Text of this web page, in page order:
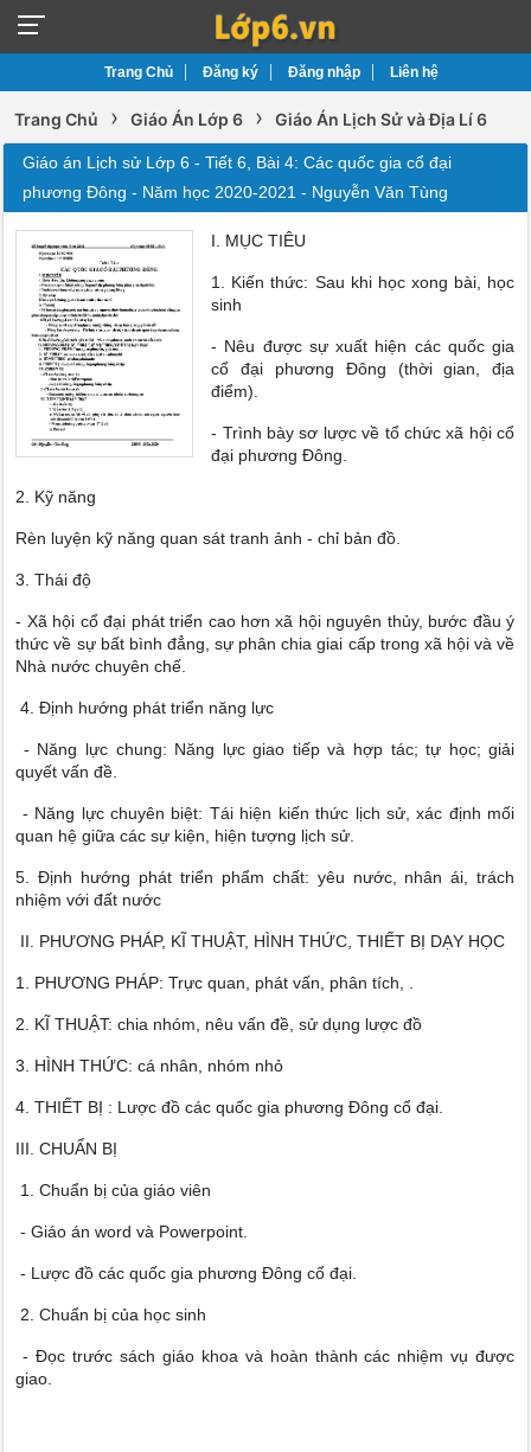
Trang Chủ Đăng ký Đăng nhập Liên hệ
Trang Chủ › Giáo Án Lớp 6 › Giáo Án Lịch Sử và Địa Lí 6
Giáo án Lịch sử Lớp 6 - Tiết 6, Bài 4: Các quốc gia cổ đại
phương Đông - Năm học 2020-2021 - Nguyễn Văn Tùng
I. MỤC TIÊU
1. Kiến thức: Sau khi học xong bài, học
sinh
- Nêu được sự xuất hiện các quốc gia
cổ đại phương Đông (thời gian, địa
điểm).
- Trình bày sơ lược về tổ chức xã hội cổ
đại phương Đông.
2. Kỹ năng
Rèn luyện kỹ năng quan sát tranh ảnh - chỉ bản đồ.
3. Thái độ
- Xã hội cổ đại phát triển cao hơn xã hội nguyên thủy, bước đầu ý
thức về sự bất bình đẳng, sự phân chia giai cấp trong xã hội và về
Nhà nước chuyên chế.
4. Định hướng phát triển năng lực
- Năng lực chung: Năng lực giao tiếp và hợp tác; tự học; giải
quyết vấn đề.
- Năng lực chuyên biệt: Tái hiện kiến thức lịch sử, xác định mối
quan hệ giữa các sự kiện, hiện tượng lịch sử.
5. Định hướng phát triển phẩm chất: yêu nước, nhân ái, trách
nhiệm với đất nước
II. PHƯƠNG PHÁP, KĨ THUẬT, HÌNH THỨC, THIẾT BỊ DẠY HỌC
1. PHƯƠNG PHÁP: Trực quan, phát vấn, phân tích, .
2. KĨ THUẬT: chia nhóm, nêu vấn đề, sử dụng lược đồ
3. HÌNH THỨC: cá nhân, nhóm nhỏ
4. THIẾT BỊ : Lược đồ các quốc gia phương Đông cổ đại.
III. CHUẨN BỊ
1. Chuẩn bị của giáo viên
- Giáo án word và Powerpoint.
- Lược đồ các quốc gia phương Đông cổ đại.
2. Chuẩn bị của học sinh
- Đọc trước sách giáo khoa và hoàn thành các nhiệm vụ được
giao.